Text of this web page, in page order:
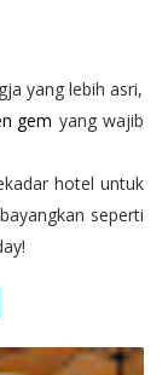
yang lebih asri,
gem yang wajib
hotel untuk
seperti